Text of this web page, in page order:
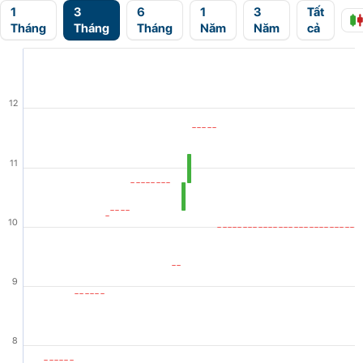
1
Tháng
3
Tháng
6
Tháng
1
Năm
3
Năm
Tất
cả
8
9
10
11
12